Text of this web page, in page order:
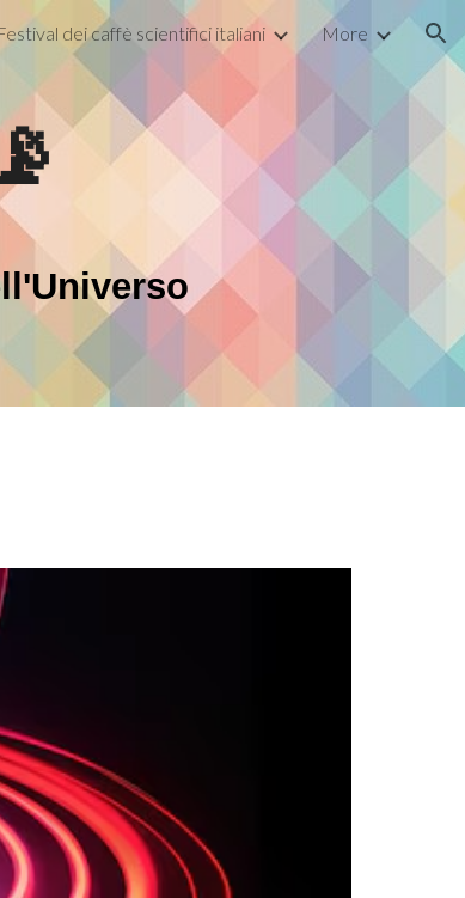
dei caffè scientifici italiani More